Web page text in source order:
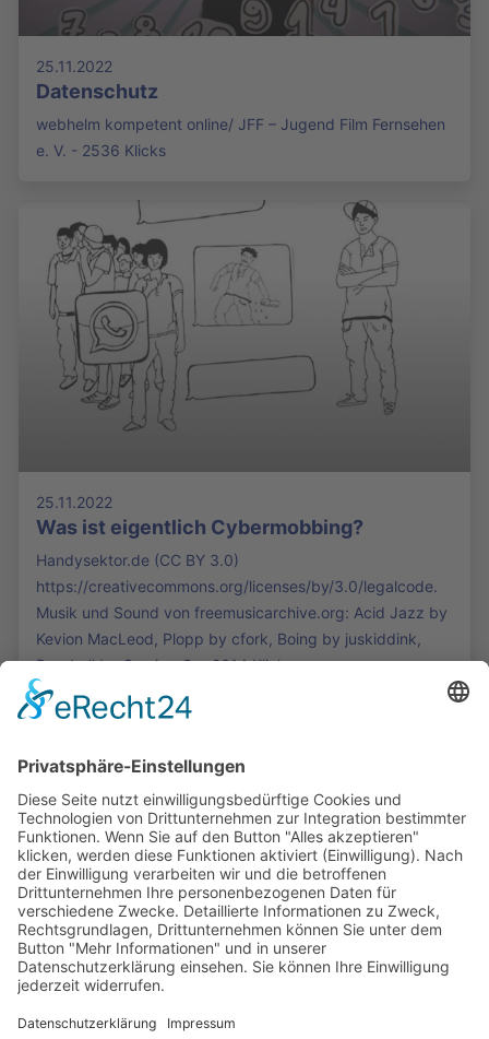
25.11.2022
Datenschutz
webhelm kompetent online/ JFF – Jugend Film Fernsehen
e. V. - 2536 Klicks
25.11.2022
Was ist eigentlich Cybermobbing?
Handysektor.de (CC BY 3.0)
https://creativecommons.org/licenses/by/3.0/legalcode.
Musik und Sound von freemusicarchive.org: Acid Jazz by
Kevion MacLeod, Plopp by cfork, Boing by juskiddink,
Doorbell by Corsica_S. - 2614 Klicks
Podcasts, Themen und Informationen.
Entdecken Sie unser Forum für Medien, Bildung
und Demokratie - jederzeit und überall
verfügbar.
Mehr erfahren